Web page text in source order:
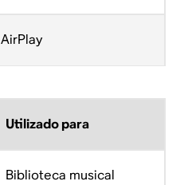
AirPlay
Utilizado para
Biblioteca musical